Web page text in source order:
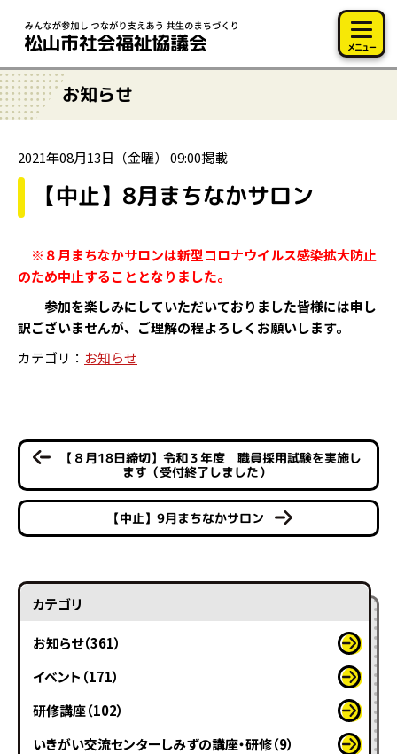
メニュー
お知らせ
2021年08月13日（金曜） 09:00掲載
【中止】8月まちなかサロン
※８月まちなかサロンは新型コロナウイルス感染拡大防止
のため中止することとなりました。
参加を楽しみにしていただいておりました皆様には申し
訳ございませんが、ご理解の程よろしくお願いします。
カテゴリ： お知らせ
【８月18日締切】令和３年度 職員採用試験を実施し
ます（受付終了しました）
【中止】9月まちなかサロン
カテゴリ
お知らせ（361）
イベント（171）
研修講座（102）
いきがい交流センターしみずの講座・研修（9）